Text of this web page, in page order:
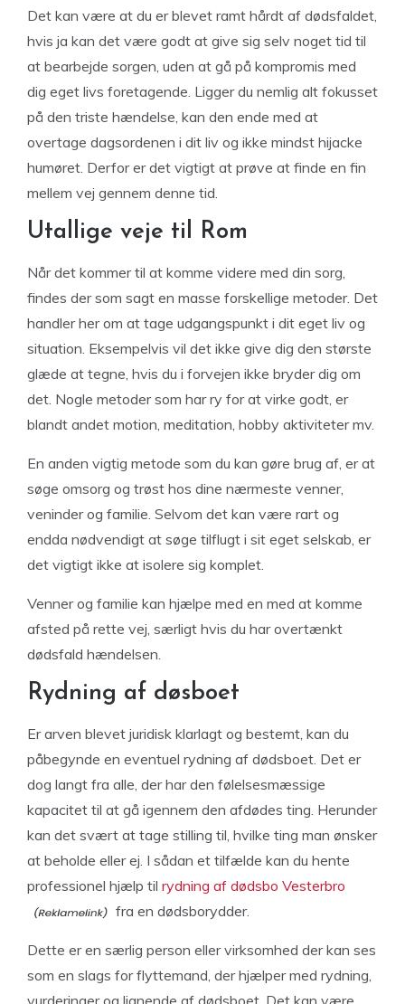
Det kan være at du er blevet ramt hårdt af dødsfaldet,
hvis ja kan det være godt at give sig selv noget tid til
at bearbejde sorgen, uden at gå på kompromis med
dig eget livs foretagende. Ligger du nemlig alt fokusset
på den triste hændelse, kan den ende med at
overtage dagsordenen i dit liv og ikke mindst hijacke
humøret. Derfor er det vigtigt at prøve at finde en fin
mellem vej gennem denne tid.
Utallige veje til Rom
Når det kommer til at komme videre med din sorg,
findes der som sagt en masse forskellige metoder. Det
handler her om at tage udgangspunkt i dit eget liv og
situation. Eksempelvis vil det ikke give dig den største
glæde at tegne, hvis du i forvejen ikke bryder dig om
det. Nogle metoder som har ry for at virke godt, er
blandt andet motion, meditation, hobby aktiviteter mv.
En anden vigtig metode som du kan gøre brug af, er at
søge omsorg og trøst hos dine nærmeste venner,
veninder og familie. Selvom det kan være rart og
endda nødvendigt at søge tilflugt i sit eget selskab, er
det vigtigt ikke at isolere sig komplet.
Venner og familie kan hjælpe med en med at komme
afsted på rette vej, særligt hvis du har overtænkt
dødsfald hændelsen.
Rydning af døsboet
Er arven blevet juridisk klarlagt og bestemt, kan du
påbegynde en eventuel rydning af dødsboet. Det er
dog langt fra alle, der har den følelsesmæssige
kapacitet til at gå igennem den afdødes ting. Herunder
kan det svært at tage stilling til, hvilke ting man ønsker
at beholde eller ej. I sådan et tilfælde kan du hente
professionel hjælp til rydning af dødsbo Vesterbro
fra en dødsborydder.
Dette er en særlig person eller virksomhed der kan ses
som en slags for flyttemand, der hjælper med rydning,
vurderinger og lignende af dødsboet. Det kan være